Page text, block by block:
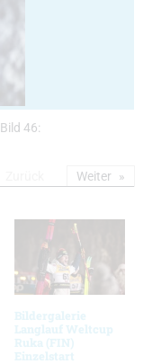
46:
Bildergalerie
Langlauf Weltcup
Ruka (FIN)
Einzelstart
Weiter